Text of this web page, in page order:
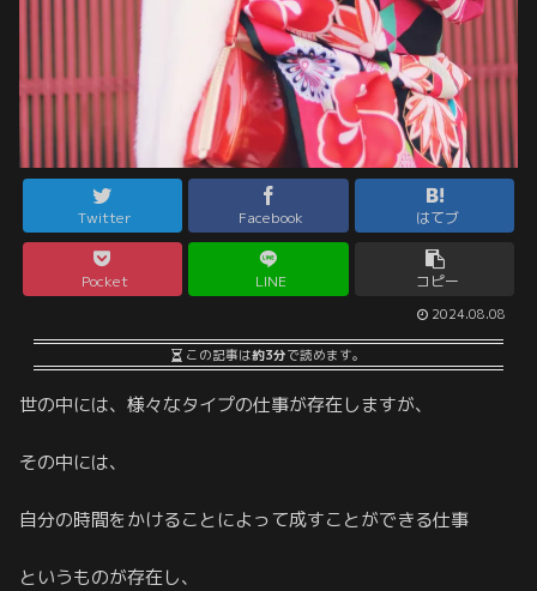
Twitter Facebook はてブ
Pocket LINE コピー
2024.08.08
この記事は約3分で読めます。
世の中には、様々なタイプの仕事が存在しますが、
その中には、
自分の時間をかけることによって成すことができる仕事
というものが存在し、